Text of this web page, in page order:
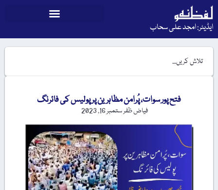
ایڈیٹر: امجد علی سحاب
فتح پور سوات، پُرامن مظاہرین پر پولیس کی فائرنگ
فیاض ظفرستمبر 16, 2023